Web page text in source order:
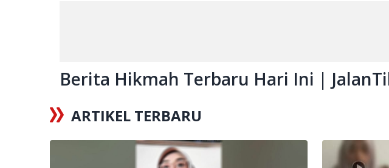
Berita Hikmah Terbaru Hari Ini |
ARTIKEL TERBARU